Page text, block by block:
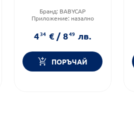
Бранд: BABYCAP
Приложение: назално
434 € / 849 лв.
ПОРЪЧАЙ